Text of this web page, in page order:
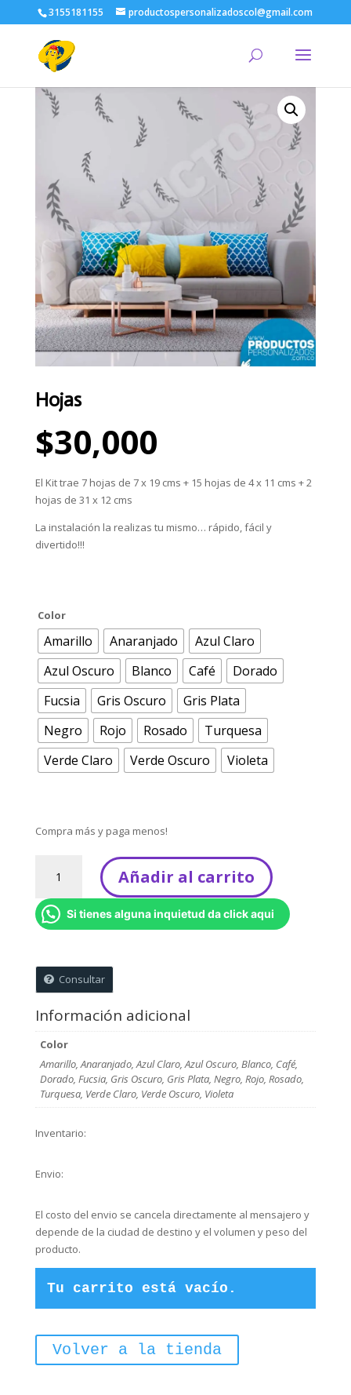
3155181155 productospersonalizadoscol@gmail.com
Hojas
$30,000
El Kit trae 7 hojas de 7 x 19 cms + 15 hojas de 4 x 11 cms + 2
hojas de 31 x 12 cms
La instalación la realizas tu mismo… rápido, fácil y
divertido!!!
Color
Amarillo Anaranjado
Azul Claro
Azul Oscuro
Blanco Café
Dorado
Fucsia
Gris Oscuro
Gris Plata
Negro
Rojo Rosado
Turquesa
Verde Claro
Verde Oscuro Violeta
Compra más y paga menos!
cantidad
Añadir al carrito
Si tienes alguna inquietud da click aqui
Consultar
Información adicional
Color
Amarillo, Anaranjado, Azul Claro, Azul Oscuro, Blanco, Café,
Dorado, Fucsia, Gris Oscuro, Gris Plata, Negro, Rojo, Rosado,
Turquesa, Verde Claro, Verde Oscuro, Violeta
Inventario:
Envio:
El costo del envio se cancela directamente al mensajero y
depende de la ciudad de destino y el volumen y peso del
producto.
Tu carrito está vacío.
Volver a la tienda